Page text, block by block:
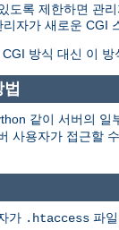
도록 제한하면 관
자가 새로운 CGI
방식 대신 이 방
같이 서버의
사용자가 접근할
가 .htaccess 파